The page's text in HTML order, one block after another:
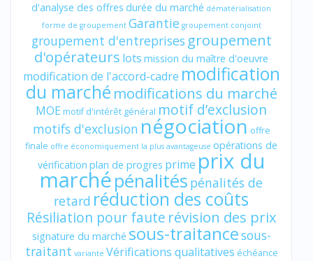
d'analyse des offres durée du marché dématérialisation
forme de groupement Garantie groupement conjoint
groupement d'entreprises groupement
d'opérateurs lots mission du maître d'oeuvre
modification de l'accord-cadre modification
du marché modifications du marché
MOE motif d'intérêt général motif d’exclusion
motifs d'exclusion négociation offre
finale offre économiquement la plus avantageuse opérations de
vérification plan de progres prime prix du
marchépénalités pénalités de
retard réduction des coûts
Résiliation pour faute révision des prix
signature du marché sous-traitancesous-
traitant variante Vérifications qualitatives échéance